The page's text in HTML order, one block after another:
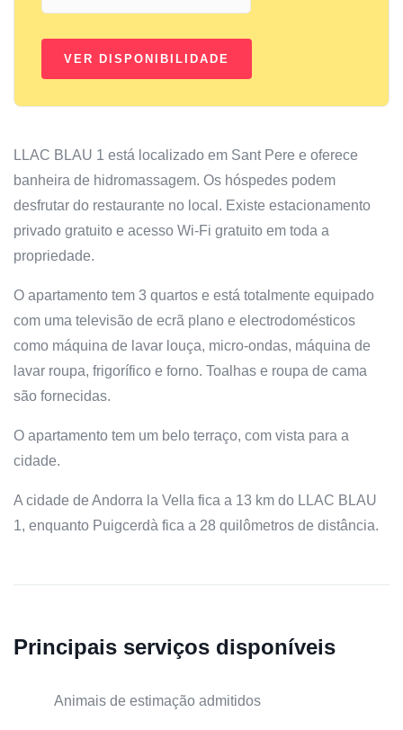
LLAC BLAU 1 está localizado em Sant Pere e oferece
banheira de hidromassagem. Os hóspedes podem
desfrutar do restaurante no local. Existe estacionamento
privado gratuito e acesso Wi-Fi gratuito em toda a
propriedade.
O apartamento tem 3 quartos e está totalmente equipado
com uma televisão de ecrã plano e electrodomésticos
como máquina de lavar louça, micro-ondas, máquina de
lavar roupa, frigorífico e forno. Toalhas e roupa de cama
são fornecidas.
O apartamento tem um belo terraço, com vista para a
cidade.
A cidade de Andorra la Vella fica a 13 km do LLAC BLAU
1, enquanto Puigcerdà fica a 28 quilômetros de distância.
Principais serviços disponíveis
Animais de estimação admitidos